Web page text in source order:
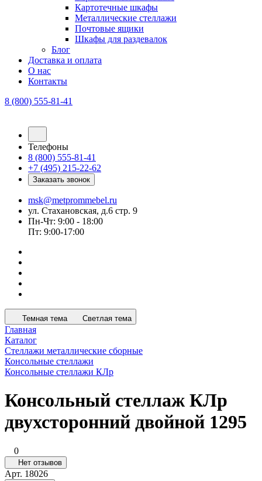
Картотечные шкафы
Металлические стеллажи
Почтовые ящики
Шкафы для раздевалок
Блог
Доставка и оплата
О нас
Контакты
8 (800) 555-81-41
Телефоны
8 (800) 555-81-41
+7 (495) 215-22-62
Заказать звонок
msk@metprommebel.ru
ул. Стахановская, д.6 стр. 9
Пн-Чт: 9:00 - 18:00
Пт: 9:00-17:00
Темная тема Светлая тема
Главная
Каталог
Стеллажи металлические сборные
Консольные стеллажи
Консольные стеллажи КЛр
Консольный стеллаж КЛр
двухсторонний двойной 1295
0
Нет отзывов
Арт. 18026